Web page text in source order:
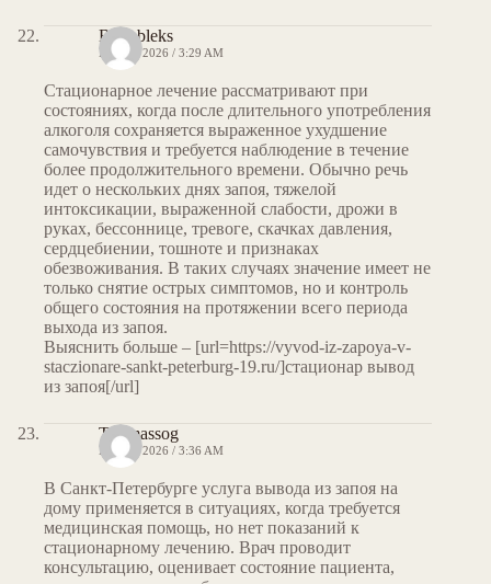
Brianbleks
MAY 7, 2026 / 3:29 AM
Стационарное лечение рассматривают при
состояниях, когда после длительного употребления
алкоголя сохраняется выраженное ухудшение
самочувствия и требуется наблюдение в течение
более продолжительного времени. Обычно речь
идет о нескольких днях запоя, тяжелой
интоксикации, выраженной слабости, дрожи в
руках, бессоннице, тревоге, скачках давления,
сердцебиении, тошноте и признаках
обезвоживания. В таких случаях значение имеет не
только снятие острых симптомов, но и контроль
общего состояния на протяжении всего периода
выхода из запоя.
Выяснить больше – [url=https://vyvod-iz-zapoya-v-
staczionare-sankt-peterburg-19.ru/]стационар вывод
из запоя[/url]
Thomassog
MAY 7, 2026 / 3:36 AM
В Санкт-Петербурге услуга вывода из запоя на
дому применяется в ситуациях, когда требуется
медицинская помощь, но нет показаний к
стационарному лечению. Врач проводит
консультацию, оценивает состояние пациента,